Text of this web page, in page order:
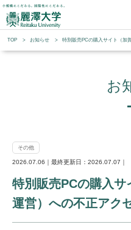
TOP お知らせ 特別販売PCの購入サイト（加
お
その他
2026.07.06｜最終更新日：2026.07.07｜
特別販売PCの購入
運営）への不正アク